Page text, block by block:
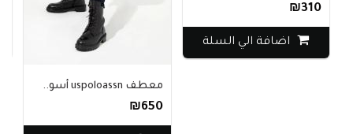
₪310
اضافة الي السلة
معطف uspoloassn أسو..
₪650